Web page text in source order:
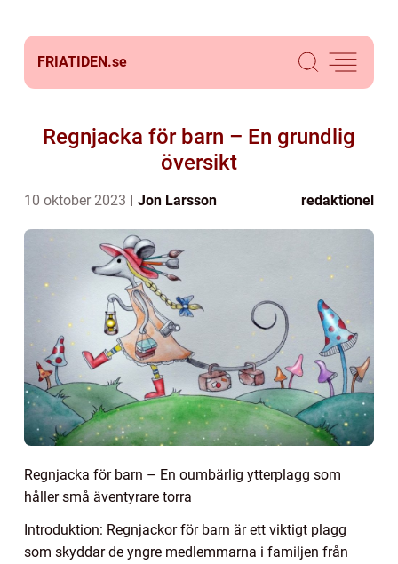
FRIATIDEN.se
Regnjacka för barn – En grundlig
översikt
10 oktober 2023 Jon Larsson redaktionel
Regnjacka för barn – En oumbärlig ytterplagg som
håller små äventyrare torra
Introduktion: Regnjackor för barn är ett viktigt plagg
som skyddar de yngre medlemmarna i familjen från